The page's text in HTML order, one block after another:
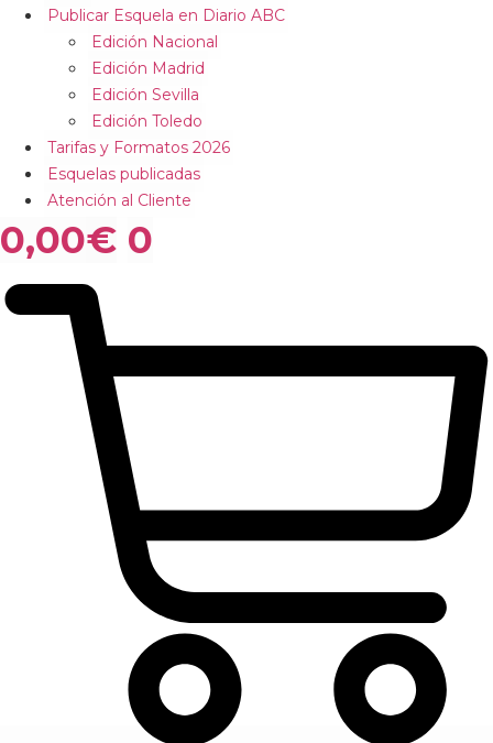
Publicar Esquela en Diario ABC
Edición Nacional
Edición Madrid
Edición Sevilla
Edición Toledo
Tarifas y Formatos 2026
Esquelas publicadas
Atención al Cliente
0,00€ 0